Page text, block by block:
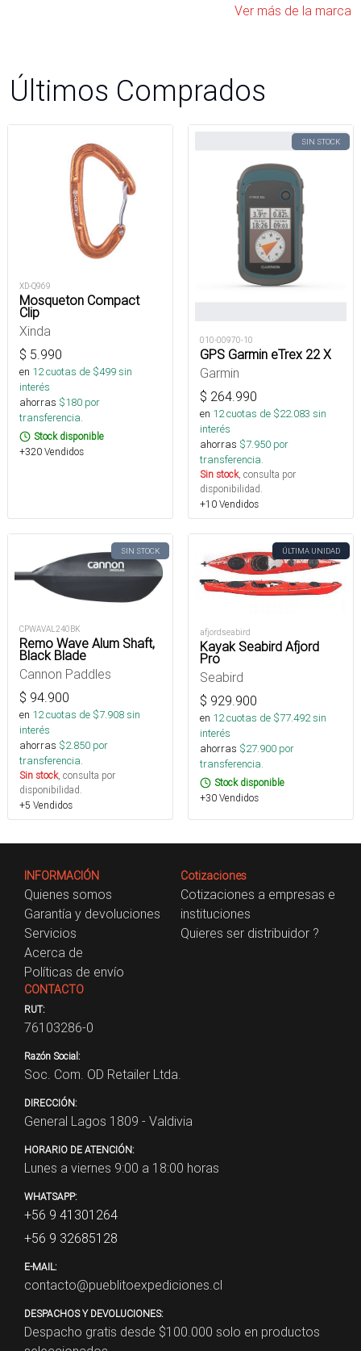
Ver más de la marca
Últimos Comprados
XD-Q969
Mosqueton Compact
Clip
Xinda
$ 5.990
en 12cuotas de $499sin
interés
ahorras $180 por
transferencia.
Stock disponible
+320 Vendidos
SIN STOCK
010-00970-10
GPS Garmin eTrex 22 X
Garmin
$ 264.990
en 12cuotas de $22.083 sin
interés
ahorras $7.950 por
transferencia.
Sin stock, consulta por
disponibilidad.
+10 Vendidos
SIN STOCK
CPWAVAL240BK
Remo Wave Alum Shaft,
Black Blade
Cannon Paddles
$ 94.900
en 12cuotas de $7.908sin
interés
ahorras $2.850 por
transferencia.
Sin stock, consulta por
disponibilidad.
+5 Vendidos
ÚLTIMA UNIDAD
afjordseabird
Kayak Seabird Afjord
Pro
Seabird
$ 929.900
en 12cuotas de $77.492sin
interés
ahorras $27.900 por
transferencia.
Stock disponible
+30 Vendidos
INFORMACIÓN
Quienes somos
Garantía y devoluciones
Servicios
Acerca de
Políticas de envío
Cotizaciones
Cotizaciones a empresas e
instituciones
Quieres ser distribuidor ?
CONTACTO
RUT:
76103286-0
Razón Social:
Soc. Com. OD Retailer Ltda.
DIRECCIÓN:
General Lagos 1809 - Valdivia
HORARIO DE ATENCIÓN:
Lunes a viernes 9:00 a 18:00 horas
WHATSAPP:
+56 9 41301264
+56 9 32685128
E-MAIL:
contacto@pueblitoexpediciones.cl
DESPACHOS Y DEVOLUCIONES:
Despacho gratis desde $100.000 solo en productos